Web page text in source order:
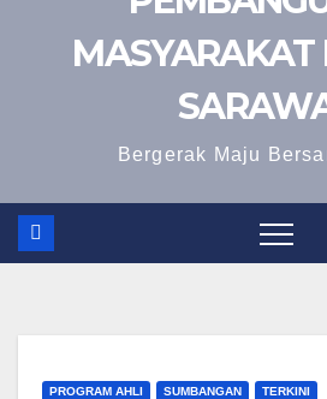
MASYARAKAT
Bergerak Maju
PROGRAM AHLI SUMBANGAN TERKINI